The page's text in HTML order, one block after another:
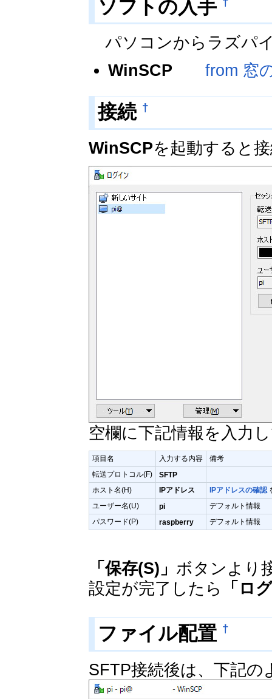
ソフトの入手
パソコンからラズパ
WinSCP
from 窓
接続 †
WinSCPを起動すると
空欄に下記情報を入力
項目名 入力する内容
備考
転送プロトコル(F)
SFTP
ホスト名(H)
IPアドレス IPアドレスの確認
ユーザー名(U)
pi
デフォルト情報
パスワード(P)
raspberry デフォルト情報
「保存(S)」 ボタンより
設定が完了したら
「ロ
ファイル配置 †
SFTP接続後は、下記